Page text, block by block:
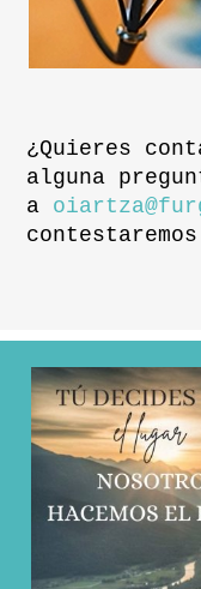
¿Quieres
alguna
a